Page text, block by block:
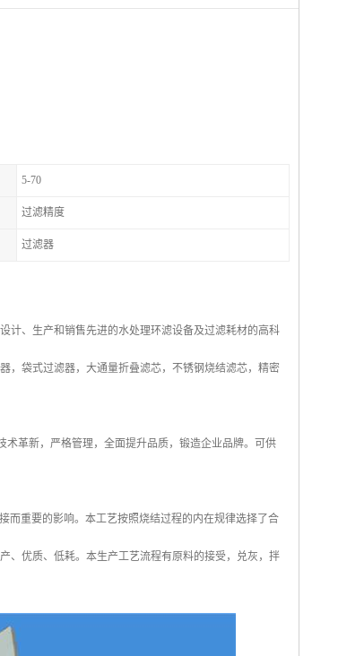
5-70
过滤精度
过滤器
计、生产和销售先进的水处理环滤设备及过滤耗材的高科
，袋式过滤器，大通量折叠滤芯，不锈钢烧结滤芯，精密
术革新，严格管理，全面提升品质，锻造企业品牌。可供
而重要的影响。本工艺按照烧结过程的内在规律选择了合
、优质、低耗。本生产工艺流程有原料的接受，兑灰，拌